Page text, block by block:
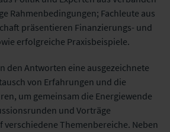
Rahmenbedingungen; Fachleute aus
präsentieren Finanzierungs- und
erfolgreiche Praxisbeispiele.
den Antworten eine ausgezeichnete
von Erfahrungen und die
um gemeinsam die Energiewende
und Vorträge
Themenbereiche. Neben